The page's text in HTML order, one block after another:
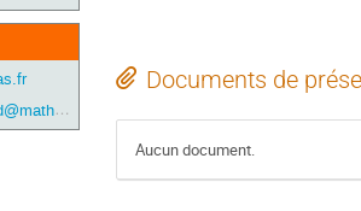
toulouse.fr
Documents de
Aucun document.